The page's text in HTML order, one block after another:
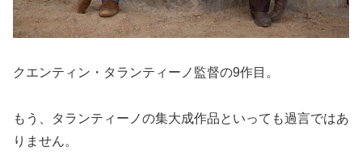
クエンティン・タランティーノ監督の9作目。
もう、タランティーノの集大成作品といっても過言ではあ
りません。